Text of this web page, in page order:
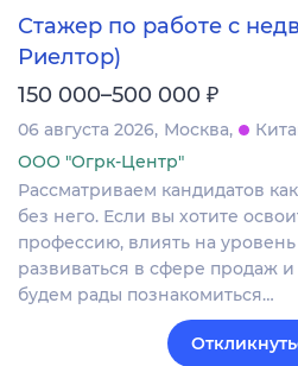
Стажер по работе с
Риелтор)
150 000–500 000 ₽
06 августа 2026 Москва
ООО "Огрк-Центр"
Рассматриваем кандидатов
без него. Если вы хотите
профессию, влиять на уровень
развиваться в сфере продаж
будем рады познакомиться…